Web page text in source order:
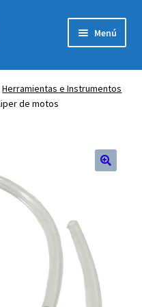
Menú
el
Herramientas e Instrumentos
de motos